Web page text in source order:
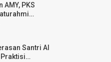
PKS
Santri Al
Praktisi…